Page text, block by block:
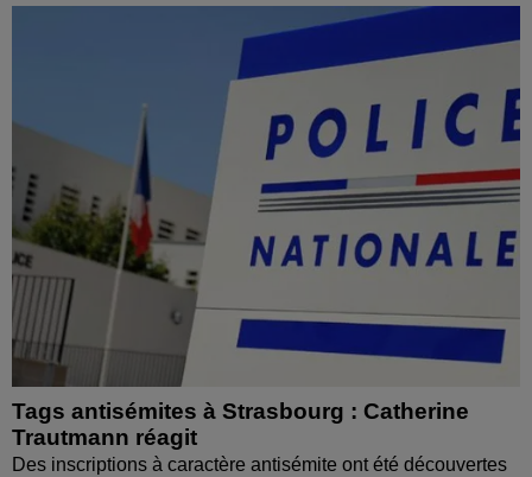
Tags antisémites à Strasbourg : Catherine
Trautmann réagit
Des inscriptions à caractère antisémite ont été découvertes